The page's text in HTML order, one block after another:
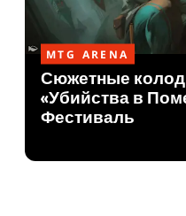
MTG ARENA
Сюжетные
«Убийства в
Фестиваль